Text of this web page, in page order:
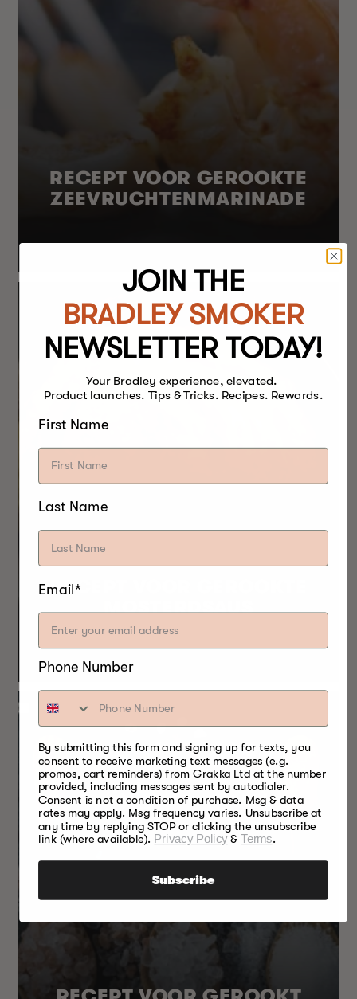
RECEPT VOOR GEROOKTE
ZEEVRUCHTENMARINADE
RECEPT VOOR GEROOKTE
MOSTERDSAUS
JOIN THE
BRADLEY SMOKER
NEWSLETTER TODAY!
Your Bradley experience, elevated.
Product launches. Tips & Tricks. Recipes. Rewards.
First Name
Last Name
Email*
Phone Number
By submitting this form and signing up for texts, you
consent to receive marketing text messages (e.g.
promos, cart reminders) from Grakka Ltd at the number
provided, including messages sent by autodialer.
Consent is not a condition of purchase. Msg & data
rates may apply. Msg frequency varies. Unsubscribe at
any time by replying STOP or clicking the unsubscribe
link (where available). Privacy Policy&Terms.
Subscribe